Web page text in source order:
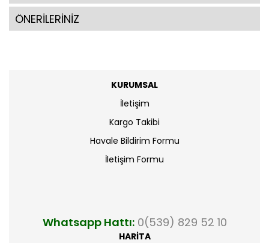
ÖNERİLERİNİZ
KURUMSAL
İletişim
Kargo Takibi
Havale Bildirim Formu
İletişim Formu
Whatsapp Hattı: 0(539) 829 52 10
HARİTA